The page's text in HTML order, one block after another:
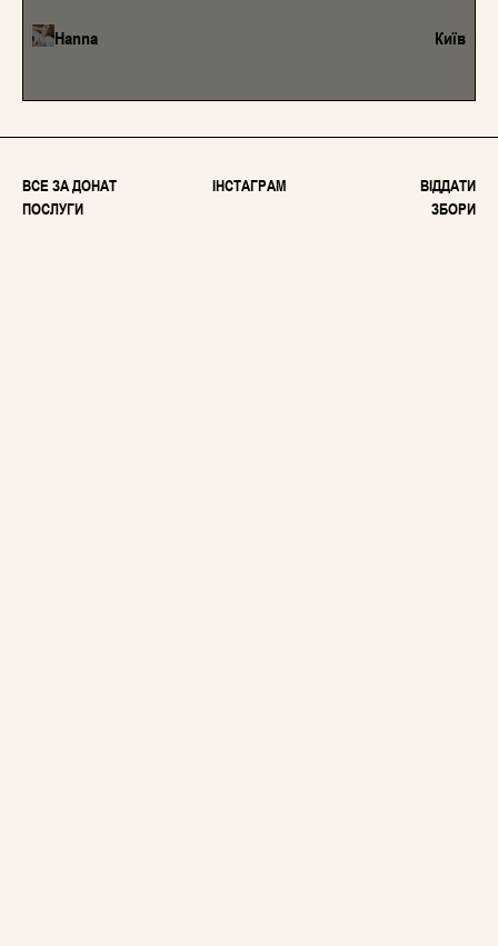
Hanna Київ
ВСЕ ЗА ДОНАТ ІНСТАГРАМ
ВІДДАТИ
ПОСЛУГИ
ЗБОРИ